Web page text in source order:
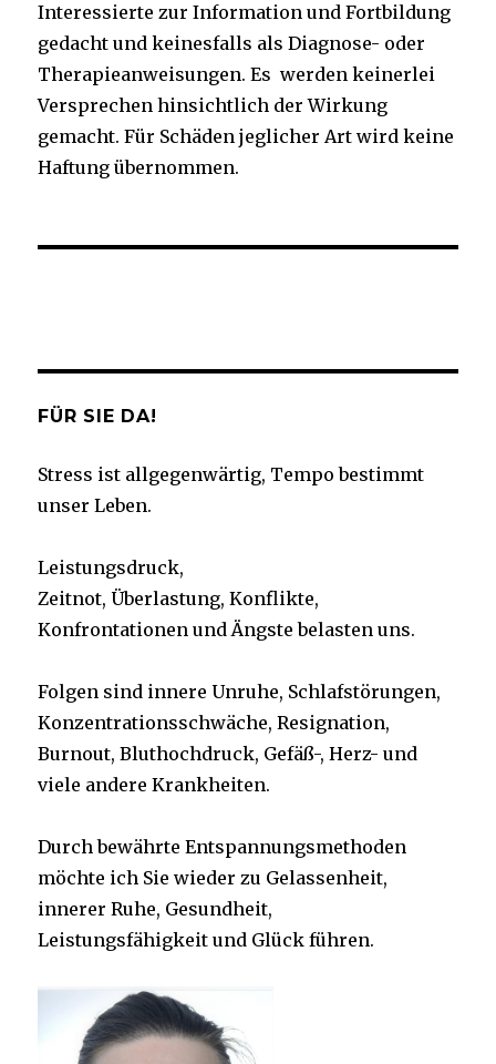
Interessierte zur Information und Fortbildung
gedacht und keinesfalls als Diagnose- oder
Therapieanweisungen. Es werden keinerlei
Versprechen hinsichtlich der Wirkung
gemacht. Für Schäden jeglicher Art wird keine
Haftung übernommen.
FÜR SIE DA!
Stress ist allgegenwärtig, Tempo bestimmt
unser Leben.
Leistungsdruck,
Zeitnot, Überlastung, Konflikte,
Konfrontationen und Ängste belasten uns.
Folgen sind innere Unruhe, Schlafstörungen,
Konzentrationsschwäche, Resignation,
Burnout, Bluthochdruck, Gefäß-, Herz- und
viele andere Krankheiten.
Durch bewährte Entspannungsmethoden
möchte ich Sie wieder zu Gelassenheit,
innerer Ruhe, Gesundheit,
Leistungsfähigkeit und Glück führen.